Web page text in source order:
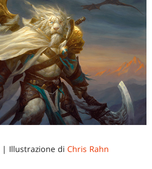
| Illustrazione di Chris Rahn